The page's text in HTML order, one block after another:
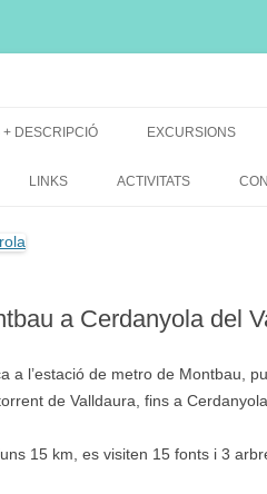
+ DESCRIPCIÓ EXCURSIONS
DE GRUP
LINKS ACTIVITATS
a Cerdanyola del
a l’estació de metro de Montbau,
de Valldaura, fins a Cerdanyola.
15 km, es visiten 15 fonts i 3